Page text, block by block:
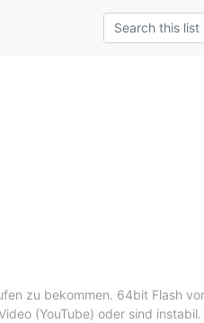
zu bekommen. 64bit Flash
(YouTube) oder sind